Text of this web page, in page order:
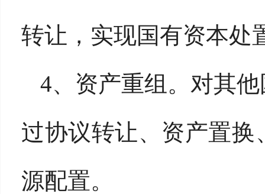
转让，实现国有资本处
4、资产重组。对其
过协议转让、资产置
源配置。